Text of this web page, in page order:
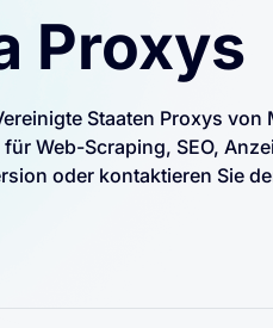
Proxys
Staaten Proxys
Web-Scraping, SEO,
oder kontaktieren Sie